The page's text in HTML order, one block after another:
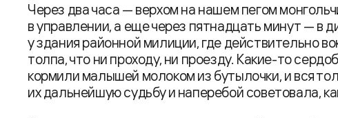
Через два часа — верхом на нашем пегом
в управлении, а еще через пятнадцать минут — в
у здания районной милиции, где действительно
толпа, что ни проходу, ни проезду. Какие-то
кормили малышей молоком из бутылочки, и вся
их дальнейшую судьбу и наперебой советовала,